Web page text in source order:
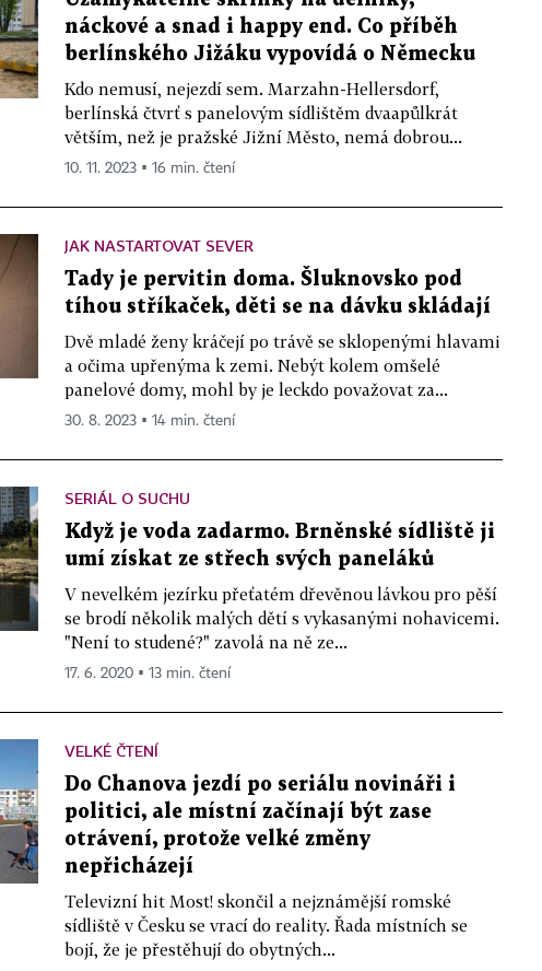
náckové a snad i happy end. Co příběh
berlínského Jižáku vypovídá o Německu
Kdo nemusí, nejezdí sem. Marzahn-Hellersdorf,
berlínská čtvrť s panelovým sídlištěm dvaapůlkrát
větším, než je pražské Jižní Město, nemá dobrou...
10. 11. 2023 ▪ 16 min. čtení
JAK NASTARTOVAT SEVER
Tady je pervitin doma. Šluknovsko pod
tíhou stříkaček, děti se na dávku skládají
Dvě mladé ženy kráčejí po trávě se sklopenými hlavami
a očima upřenýma k zemi. Nebýt kolem omšelé
panelové domy, mohl by je leckdo považovat za...
30. 8. 2023 ▪ 14 min. čtení
SERIÁL O SUCHU
Když je voda zadarmo. Brněnské sídliště ji
umí získat ze střech svých paneláků
V nevelkém jezírku přeťatém dřevěnou lávkou pro pěší
se brodí několik malých dětí s vykasanými nohavicemi.
"Není to studené?" zavolá na ně ze...
17. 6. 2020 ▪ 13 min. čtení
VELKÉ ČTENÍ
Do Chanova jezdí po seriálu novináři i
politici, ale místní začínají být zase
otrávení, protože velké změny
nepřicházejí
Televizní hit Most! skončil a nejznámější romské
sídliště v Česku se vrací do reality. Řada místních se
bojí, že je přestěhují do obytných...